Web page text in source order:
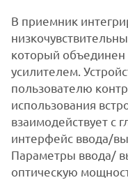
В приемник
который
усилителем.
пользователю
использования
взаимодействует с
интерфейс ввода/
Параметры ввода/
оптическую